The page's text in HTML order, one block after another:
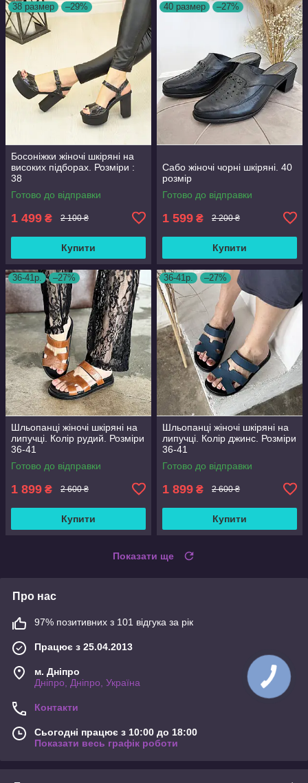
38 размер –29%
Босоніжки жіночі шкіряні на
високих підборах. Розміри :
38
Готово до відправки
1 499 ₴ 2 100 ₴
Купити
40 размер –27%
Сабо жіночі чорні шкіряні. 40
розмір
Готово до відправки
1 599 ₴ 2 200 ₴
Купити
36-41р. –27%
Шльопанці жіночі шкіряні на
липучці. Колір рудий. Розміри
36-41
Готово до відправки
1 899 ₴ 2 600 ₴
Купити
36-41р. –27%
Шльопанці жіночі шкіряні на
липучці. Колір джинс. Розміри
36-41
Готово до відправки
1 899 ₴ 2 600 ₴
Купити
Показати ще
Про нас
97% позитивних з 101 відгука за рік
Працює з 25.04.2013
м. Дніпро
Дніпро, Дніпро, Україна
Контакти
Сьогодні працює з 10:00 до 18:00
Показати весь графік роботи